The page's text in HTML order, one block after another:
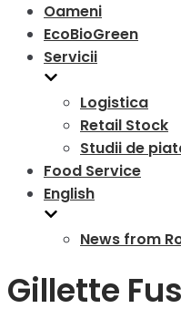
Oameni
EcoBioGreen
Servicii
Logistica
Retail Stock
Studii de
Food Service
English
News from
Gillette